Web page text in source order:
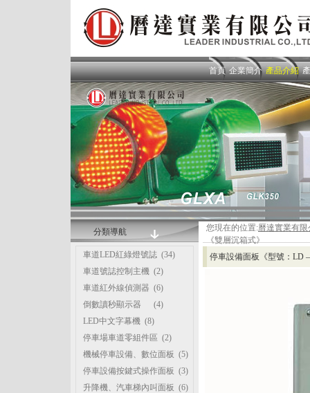
首頁 企業簡介 產品介紹
分類導航
車道LED紅綠燈號誌 (34)
車道號誌控制主機 (2)
車道紅外線偵測器 (6)
倒數讀秒顯示器
(4)
LED中文字幕機 (8)
停車場車道零組件區 (2)
機械停車設備、數位面板 (5)
停車設備按鍵式操作面板 (3)
升降機、汽車梯內叫面板 (6)
您現在的位置:曆達實業有限
《雙層沉箱式》
停車設備面板《型號：LD